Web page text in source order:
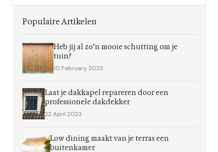
Populaire Artikelen
Heb jij al zo’n mooie schutting om je
tuin?
10 February 2023
Laat je dakkapel repareren door een
professionele dakdekker
22 April 2023
Low dining maakt van je terras een
buitenkamer